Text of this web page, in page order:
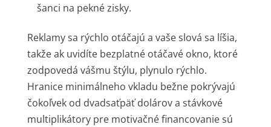
šanci na pekné zisky.
Reklamy sa rýchlo otáčajú a vaše slová sa líšia,
takže ak uvidíte bezplatné otáčavé okno, ktoré
zodpovedá vášmu štýlu, plynulo rýchlo.
Hranice minimálneho vkladu bežne pokrývajú
čokoľvek od dvadsaťpäť dolárov a stávkové
multiplikátory pre motivačné financovanie sú